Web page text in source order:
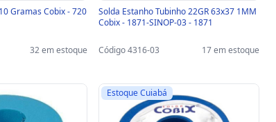
Gramas Cobix - 720
32 em estoque
Solda Estanho Tubinho 22GR 63x37 1MM
Cobix - 1871-SINOP-03 - 1871
Código 4316-03 17 em estoque
Estoque Cuiabá